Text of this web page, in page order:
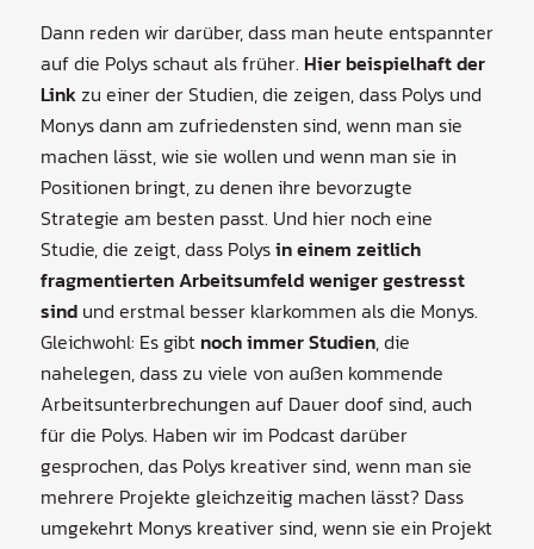
Dann reden wir darüber, dass man heute entspannter
auf die Polys schaut als früher. Hier beispielhaft der
Linkzu einer der Studien, die zeigen, dass Polys und
Monys dann am zufriedensten sind, wenn man sie
machen lässt, wie sie wollen und wenn man sie in
Positionen bringt, zu denen ihre bevorzugte
Strategie am besten passt. Und hier noch eine
Studie, die zeigt, dass Polysin einem zeitlich
fragmentierten Arbeitsumfeld weniger gestresst
sindund erstmal besser klarkommen als die Monys.
Gleichwohl: Es gibt noch immer Studien, die
nahelegen, dass zu viele von außen kommende
Arbeitsunterbrechungen auf Dauer doof sind, auch
für die Polys. Haben wir im Podcast darüber
gesprochen, das Polys kreativer sind, wenn man sie
mehrere Projekte gleichzeitig machen lässt? Dass
umgekehrt Monys kreativer sind, wenn sie ein Projekt